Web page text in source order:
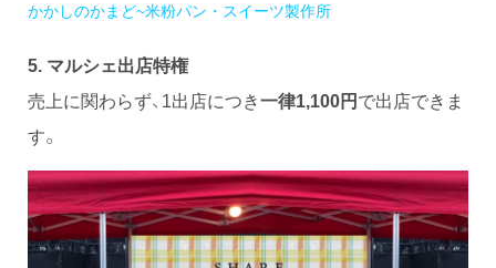
かかしのかまど~米粉パン・スイーツ製作所
5. マルシェ出店特権
売上に関わらず、1出店につき一律1,100円で出店できま
す。